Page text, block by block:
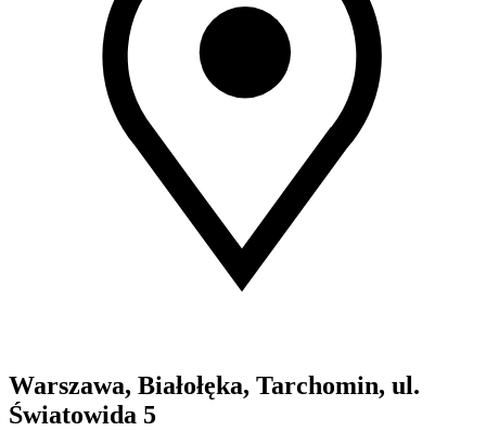
Warszawa, Białołęka, Tarchomin, ul.
Światowida 5